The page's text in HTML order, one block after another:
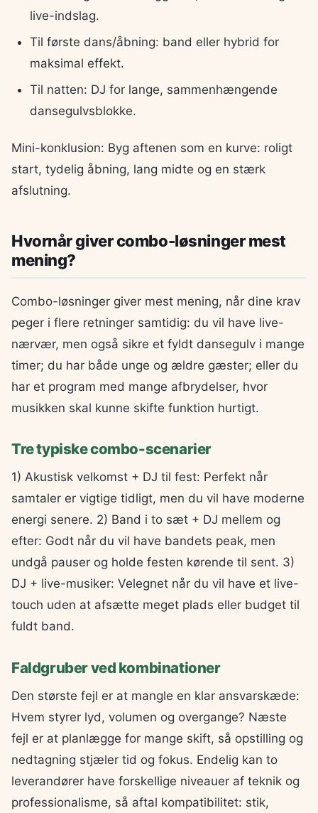
live-indslag.
Til første dans/åbning: band eller hybrid for
maksimal effekt.
Til natten: DJ for lange, sammenhængende
dansegulvsblokke.
Mini-konklusion: Byg aftenen som en kurve: roligt
start, tydelig åbning, lang midte og en stærk
afslutning.
Hvornår giver combo-løsninger mest
mening?
Combo-løsninger giver mest mening, når dine krav
peger i flere retninger samtidig: du vil have live-
nærvær, men også sikre et fyldt dansegulv i mange
timer; du har både unge og ældre gæster; eller du
har et program med mange afbrydelser, hvor
musikken skal kunne skifte funktion hurtigt.
Tre typiske combo-scenarier
1) Akustisk velkomst + DJ til fest: Perfekt når
samtaler er vigtige tidligt, men du vil have moderne
energi senere. 2) Band i to sæt + DJ mellem og
efter: Godt når du vil have bandets peak, men
undgå pauser og holde festen kørende til sent. 3)
DJ + live-musiker: Velegnet når du vil have et live-
touch uden at afsætte meget plads eller budget til
fuldt band.
Faldgruber ved kombinationer
Den største fejl er at mangle en klar ansvarskæde:
Hvem styrer lyd, volumen og overgange? Næste
fejl er at planlægge for mange skift, så opstilling og
nedtagning stjæler tid og fokus. Endelig kan to
leverandører have forskellige niveauer af teknik og
professionalisme, så aftal kompatibilitet: stik,